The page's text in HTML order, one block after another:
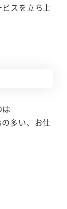
スを立ち上
多い、お仕